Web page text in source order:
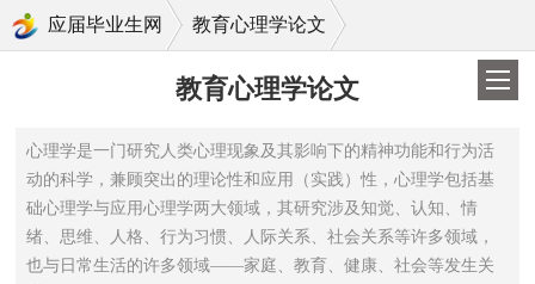
应届毕业生网 教育心理学论文
教育心理学论文
心理学是一门研究人类心理现象及其影响下的精神功能和行为活
动的科学，兼顾突出的理论性和应用（实践）性，心理学包括基
础心理学与应用心理学两大领域，其研究涉及知觉、认知、情
绪、思维、人格、行为习惯、人际关系、社会关系等许多领域，
也与日常生活的许多领域——家庭、教育、健康、社会等发生关